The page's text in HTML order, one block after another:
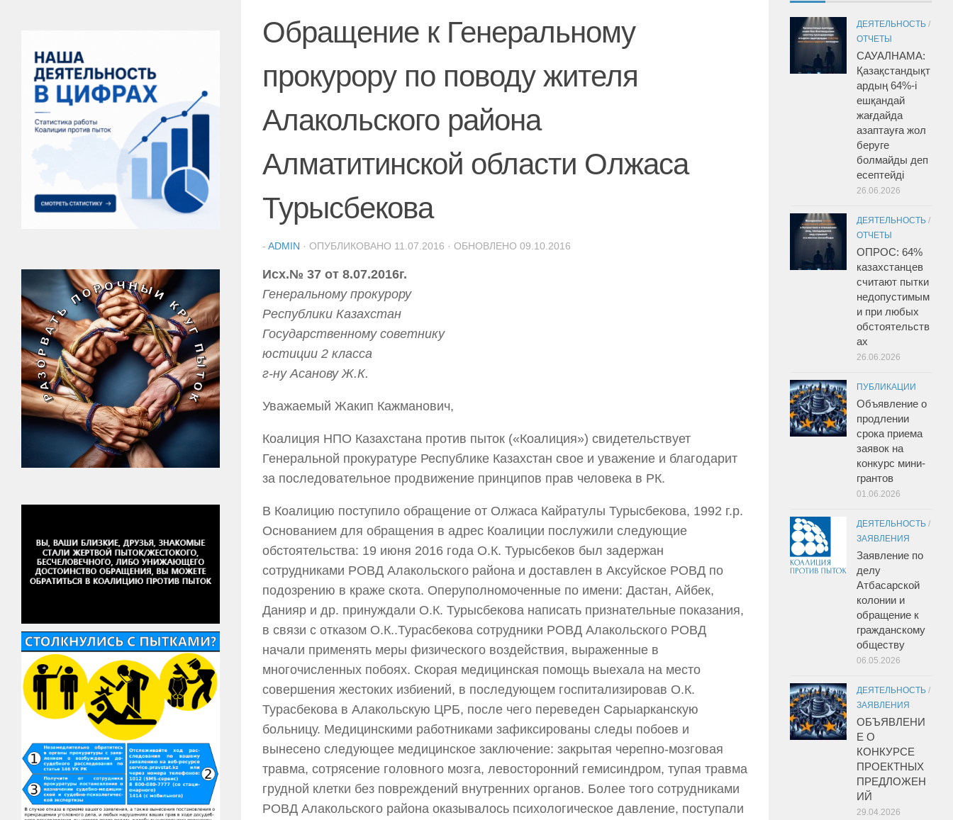
Обращение к Генеральному
прокурору по поводу жителя
Алакольского района
Алматитинской области Олжаса
Турысбекова
- ADMIN · ОПУБЛИКОВАНО 11.07.2016 · ОБНОВЛЕНО 09.10.2016
Исх.№ 37 от 8.07.2016г.
Генеральному прокурору
Республики Казахстан
Государственному советнику
юстиции 2 класса
г-ну Асанову Ж.К.
Уважаемый Жакип Кажманович,
Коалиция НПО Казахстана против пыток («Коалиция») свидетельствует
Генеральной прокуратуре Республике Казахстан свое и уважение и благодарит
за последовательное продвижение принципов прав человека в РК.
В Коалицию поступило обращение от Олжаса Кайратулы Турысбекова, 1992 г.р.
Основанием для обращения в адрес Коалиции послужили следующие
обстоятельства: 19 июня 2016 года О.К. Турысбеков был задержан
сотрудниками РОВД Алакольского района и доставлен в Аксуйское РОВД по
подозрению в краже скота. Оперуполномоченные по имени: Дастан, Айбек,
Данияр и др. принуждали О.К. Турысбекова написать признательные показания,
в связи с отказом О.К..Турасбекова сотрудники РОВД Алакольского РОВД
начали применять меры физического воздействия, выраженные в
многочисленных побоях. Скорая медицинская помощь выехала на место
совершения жестоких избиений, в последующем госпитализировав О.К.
Турасбекова в Алакольскую ЦРБ, после чего переведен Сарыарканскую
больницу. Медицинскими работниками зафиксированы следы побоев и
вынесено следующее медицинское заключение: закрытая черепно-мозговая
травма, сотрясение головного мозга, левосторонний гемисиндром, тупая травма
грудной клетки без повреждений внутренних органов. Более того сотрудниками
РОВД Алакольского района оказывалось психологическое давление, поступали
ДЕЯТЕЛЬНОСТЬ /
ОТЧЕТЫ
САУАЛНАМА:
Қазақстандықт
ардың 64%-і
ешқандай
жағдайда
азаптауға жол
беруге
болмайды деп
есептейді
26.06.2026
ДЕЯТЕЛЬНОСТЬ /
ОТЧЕТЫ
ОПРОС: 64%
казахстанцев
считают пытки
недопустимым
и при любых
обстоятельств
ах
26.06.2026
ПУБЛИКАЦИИ
Объявление о
продлении
срока приема
заявок на
конкурс мини-
грантов
01.06.2026
ДЕЯТЕЛЬНОСТЬ /
ЗАЯВЛЕНИЯ
Заявление по
делу
Атбасарской
колонии и
обращение к
гражданскому
обществу
06.05.2026
ДЕЯТЕЛЬНОСТЬ /
ЗАЯВЛЕНИЯ
ОБЪЯВЛЕНИ
Е О
КОНКУРСЕ
ПРОЕКТНЫХ
ПРЕДЛОЖЕН
ИЙ
29.04.2026